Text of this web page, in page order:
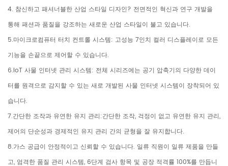
4. 참신하고 패셔너블한 산업 스타일 디자인? 전면적인 혁신과 연구 개발을
통해 패션과 품질을 강조하는 새로운 산업 스타일이 불고 있습니다.
5.마이크로컴퓨터 터치 컨트롤 시스템: 고성능 7인치 컬러 디스플레이로 모든
기능을 손끝으로 제어할 수 있습니다.
6.IoT 사물 인터넷 관리 시스템: 전체 시리즈에는 공기 압축기의 다양한 데이
터를 원격으로 감지할 수 있는 새로 개발된 사물 인터넷 시스템이 장착되어 있
습니다.
7.간단한 조작과 유연한 유지 관리:간단한 조작, 걱정이 없고 유연한 유지 관리,
제어의 단순성과 경제적인 유지 관리 간의 균형을 잘 유지합니다.
8.가스 공급이 안정적이고 신뢰할 수 있습니다. 일류 직원이 일류 제품을 만들
고, 엄격한 품질 관리 시스템, 6단계 검사 항목 및 공장 적격률 100%를 만듭니